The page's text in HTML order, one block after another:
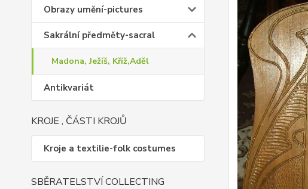
Obrazy umění-pictures
Sakrální předměty-sacral
Madona, Ježíš, Kříž,Aděl
Antikvariát
KROJE , ČÁSTI KROJŮ
Kroje a textilie-folk costumes
SBĚRATELSTVÍ COLLECTING